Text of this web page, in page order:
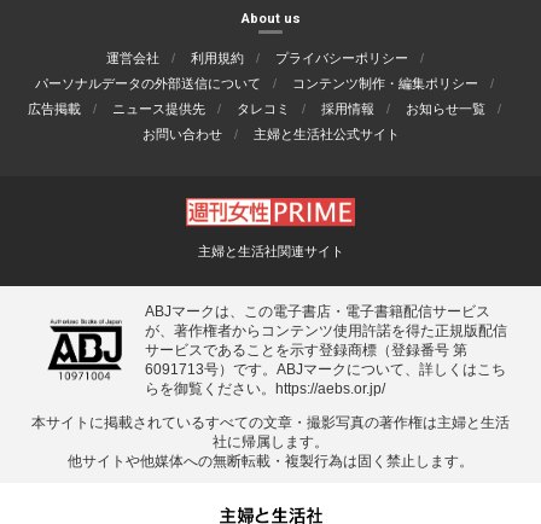
About us
運営会社 利用規約
プライバシーポリシー
パーソナルデータの外部送信について
コンテンツ制作・編集ポリシー
広告掲載
ニュース提供先 タレコミ 採用情報
お知らせ一覧
お問い合わせ
主婦と生活社公式サイト
主婦と生活社関連サイト
ABJマークは、この電子書店・電子書籍配信サービス
が、著作権者からコンテンツ使用許諾を得た正規版配信
サービスであることを示す登録商標（登録番号 第
6091713号）です。ABJマークについて、詳しくはこち
らを御覧ください。 https://aebs.or.jp/
本サイトに掲載されているすべての⽂章・撮影写真の著作権は主婦と⽣活
社に帰属します。
他サイトや他媒体への無断転載・複製⾏為は固く禁⽌します。